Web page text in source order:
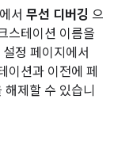
서 무선 디버깅 으
스테이션 이름을
정 페이지에서
이션과 이전에 페
제할 수 있습니